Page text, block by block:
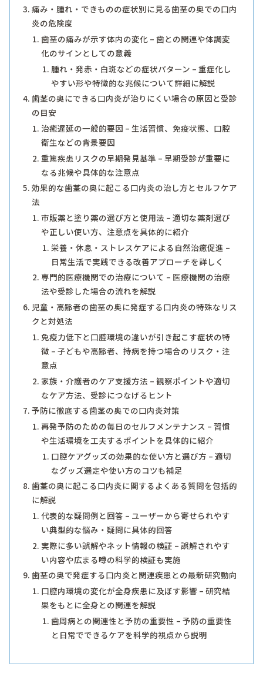
痛み・腫れ・できものの症状別に見る歯茎の奥での口内
炎の危険度
歯茎の痛みが示す体内の変化 – 歯との関連や体調変
化のサインとしての意義
腫れ・発赤・白斑などの症状パターン – 重症化し
やすい形や特徴的な兆候について詳細に解説
歯茎の奥にできる口内炎が治りにくい場合の原因と受診
の目安
治癒遅延の一般的要因 – 生活習慣、免疫状態、口腔
衛生などの背景要因
重篤疾患リスクの早期発見基準 – 早期受診が重要に
なる兆候や具体的な注意点
効果的な歯茎の奥に起こる口内炎の治し方とセルフケア
法
市販薬と塗り薬の選び方と使用法 – 適切な薬剤選び
や正しい使い方、注意点を具体的に紹介
栄養・休息・ストレスケアによる自然治癒促進 –
日常生活で実践できる改善アプローチを詳しく
専門的医療機関での治療について – 医療機関の治療
法や受診した場合の流れを解説
児童・高齢者の歯茎の奥に発症する口内炎の特殊なリス
クと対処法
免疫力低下と口腔環境の違いが引き起こす症状の特
徴 – 子どもや高齢者、持病を持つ場合のリスク・注
意点
家族・介護者のケア支援方法 – 観察ポイントや適切
なケア方法、受診につなげるヒント
予防に徹底する歯茎の奥での口内炎対策
再発予防のための毎日のセルフメンテナンス – 習慣
や生活環境を工夫するポイントを具体的に紹介
口腔ケアグッズの効果的な使い方と選び方 – 適切
なグッズ選定や使い方のコツも補足
歯茎の奥に起こる口内炎に関するよくある質問を包括的
に解説
代表的な疑問例と回答 – ユーザーから寄せられやす
い典型的な悩み・疑問に具体的回答
実際に多い誤解やネット情報の検証 – 誤解されやす
い内容や広まる噂の科学的検証も実施
歯茎の奥で発症する口内炎と関連疾患との最新研究動向
口腔内環境の変化が全身疾患に及ぼす影響 – 研究結
果をもとに全身との関連を解説
歯周病との関連性と予防の重要性 – 予防の重要性
と日常でできるケアを科学的視点から説明